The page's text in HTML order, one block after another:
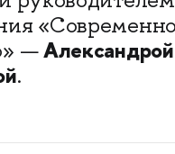
—Александрой
.